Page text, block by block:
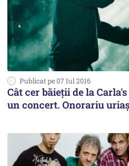
Publicat pe 07 Iul 2016
Cât cer băieții de la
un concert. Onorariu